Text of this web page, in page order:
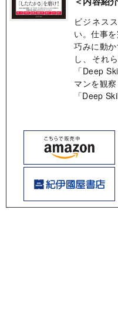
ビジネス
い。仕事
巧みに動
し、それ
「Deep
マンを観
「Deep